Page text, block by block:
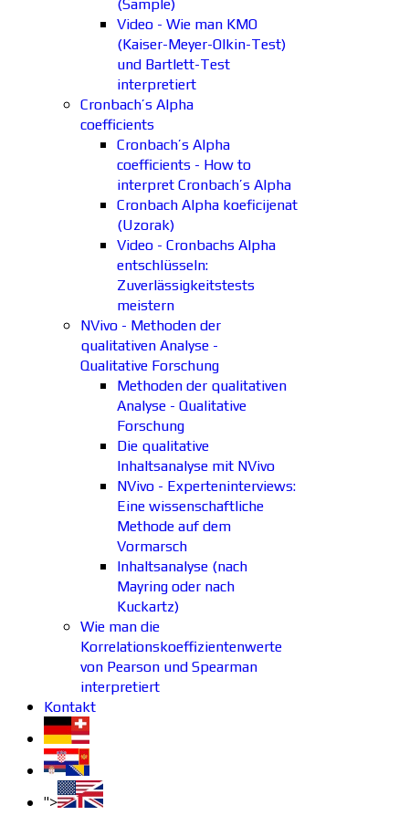
(Sample)
Video - Wie man KMO
(Kaiser-Meyer-Olkin-Test)
und Bartlett-Test
interpretiert
Cronbach’s Alpha
coefficients
Cronbach’s Alpha
coefficients - How to
interpret Cronbach’s Alpha
Cronbach Alpha koeficijenat
(Uzorak)
Video - Cronbachs Alpha
entschlüsseln:
Zuverlässigkeitstests
meistern
NVivo - Methoden der
qualitativen Analyse -
Qualitative Forschung
Methoden der qualitativen
Analyse - Qualitative
Forschung
Die qualitative
Inhaltsanalyse mit NVivo
NVivo - Experteninterviews:
Eine wissenschaftliche
Methode auf dem
Vormarsch
Inhaltsanalyse (nach
Mayring oder nach
Kuckartz)
Wie man die
Korrelationskoeffizientenwerte
von Pearson und Spearman
interpretiert
Kontakt
">